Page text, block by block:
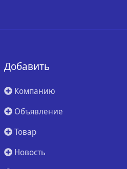
Добавить
Компанию
Объявление
Товар
Новость